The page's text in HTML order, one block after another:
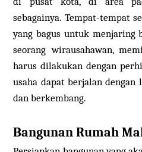
sebagainya. Tempat-tempat
yang bagus untuk menjaring
seorang wirausahawan,
harus dilakukan dengan
usaha dapat berjalan
dan berkembang.
Bangunan Rumah